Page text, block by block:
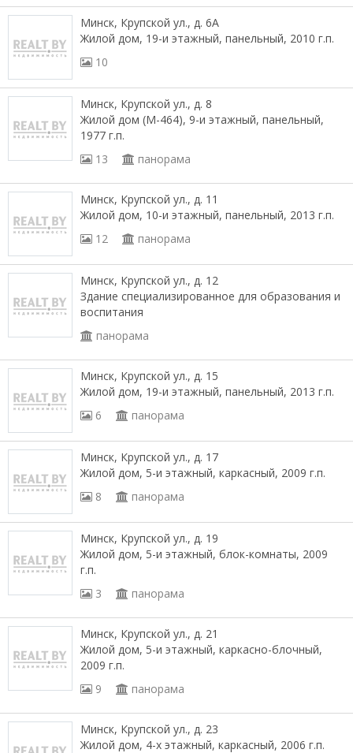
Минск, Крупской ул., д. 6А
Жилой дом, 19-и этажный, панельный, 2010 г.п.
10
Минск, Крупской ул., д. 8
Жилой дом (М-464), 9-и этажный, панельный,
1977 г.п.
13
панорама
Минск, Крупской ул., д. 11
Жилой дом, 10-и этажный, панельный, 2013 г.п.
12
панорама
Минск, Крупской ул., д. 12
Здание специализированное для образования и
воспитания
панорама
Минск, Крупской ул., д. 15
Жилой дом, 19-и этажный, панельный, 2013 г.п.
6
панорама
Минск, Крупской ул., д. 17
Жилой дом, 5-и этажный, каркасный, 2009 г.п.
8
панорама
Минск, Крупской ул., д. 19
Жилой дом, 5-и этажный, блок-комнаты, 2009
г.п.
3
панорама
Минск, Крупской ул., д. 21
Жилой дом, 5-и этажный, каркасно-блочный,
2009 г.п.
9
панорама
Минск, Крупской ул., д. 23
Жилой дом, 4-х этажный, каркасный, 2006 г.п.